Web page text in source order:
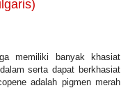
memiliki banyak khasiat
serta dapat berkhasiat
adalah pigmen merah